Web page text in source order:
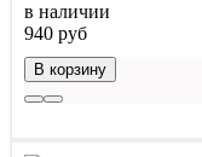
в наличии
940 руб
В корзину